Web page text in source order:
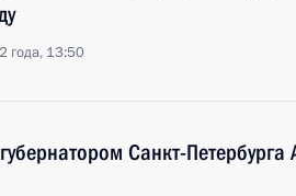
года, 13:50
Санкт-Петербурга